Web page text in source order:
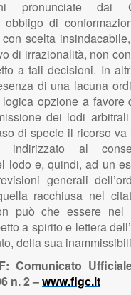
pronunciate dai
obbligo di
scelta
di irrazionalità, non
a tali decisioni. In
di una lacuna
opzione a favore
dei lodi arbitrali
di specie il ricorso va
indirizzato al
lodo e, quindi, ad un
generali
racchiusa nel
può che essere nel
a spirito e lettera
della sua
Comunicato
n. 2 –www.figc.it